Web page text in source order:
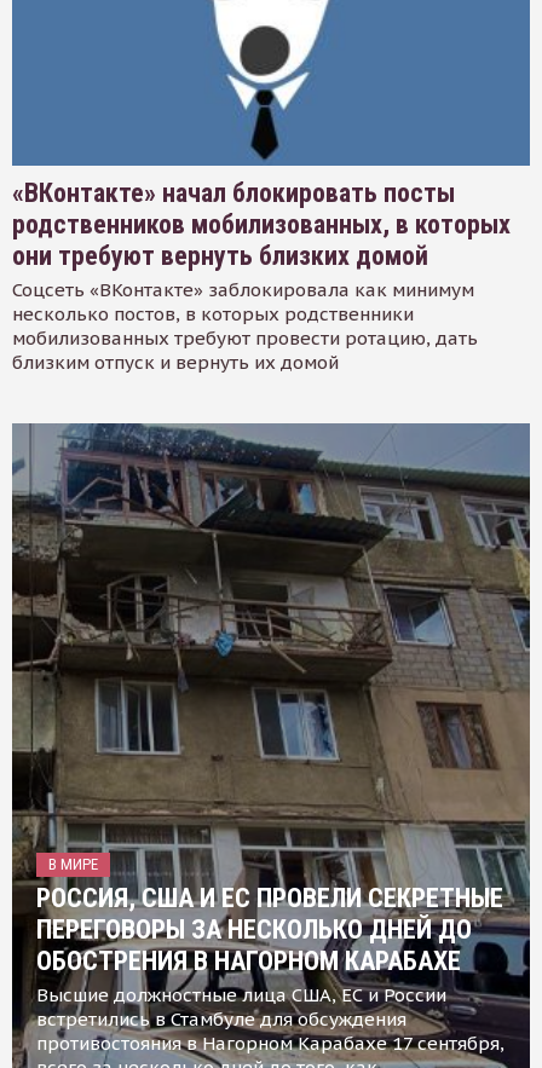
«ВКонтакте» начал блокировать посты
родственников мобилизованных, в которых
они требуют вернуть близких домой
Соцсеть «ВКонтакте» заблокировала как минимум
несколько постов, в которых родственники
мобилизованных требуют провести ротацию, дать
близким отпуск и вернуть их домой
В МИРЕ
РОССИЯ, США И ЕС ПРОВЕЛИ СЕКРЕТНЫЕ
ПЕРЕГОВОРЫ ЗА НЕСКОЛЬКО ДНЕЙ ДО
ОБОСТРЕНИЯ В НАГОРНОМ КАРАБАХЕ
Высшие должностные лица США, ЕС и России
встретились в Стамбуле для обсуждения
противостояния в Нагорном Карабахе 17 сентября,